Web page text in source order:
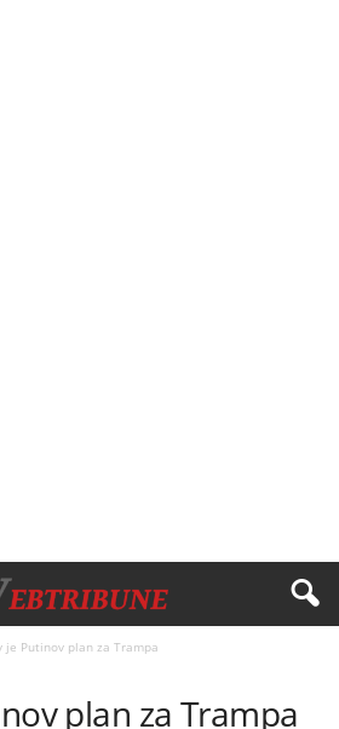
je Putinov plan za Trampa
plan za Trampa